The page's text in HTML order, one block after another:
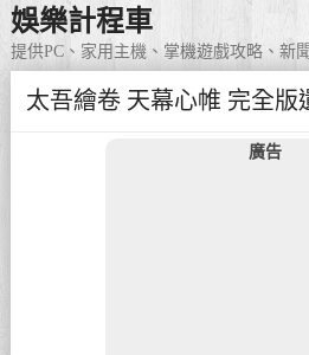
娛樂計程車
提供PC、家用主機、掌機遊戲攻略、新
太吾繪卷 天幕心帷 完全版
廣告